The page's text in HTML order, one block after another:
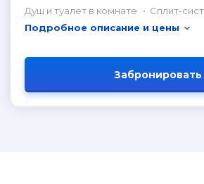
Душ и туалет в комнате Сплит-
Подробное описание и цены
Забронировать